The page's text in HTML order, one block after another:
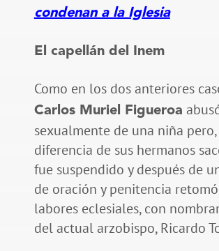
condenan a la Iglesia
El capellán del Inem
Como en los dos anteriores
Carlos Muriel Figueroa
sexualmente de una niña pero,
diferencia de sus hermanos
fue suspendido y después de
de oración y penitencia
labores eclesiales, con
del actual arzobispo, Ricardo